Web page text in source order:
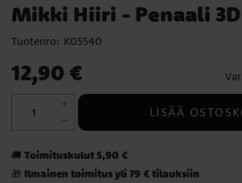
Mikki Hiiri - Penaali 3D
Tuotenro: K05540
Hinta:12,90 €
12,90 €
LISÄÄ
🚚 Toimituskulut 5,90 €
🎁 Ilmainen toimitus yli 79 € tilauksiin